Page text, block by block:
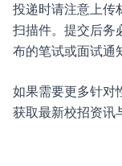
投递时请注意上传
扫描件。提交后务
布的笔试或面试通
如果需要更多针对
获取最新校招资讯